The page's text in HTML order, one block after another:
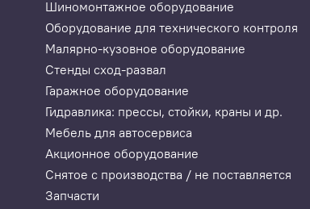
Шиномонтажное оборудование
Оборудование для технического контроля
Малярно-кузовное оборудование
Стенды сход-развал
Гаражное оборудование
Гидравлика: прессы, стойки, краны и др.
Мебель для автосервиса
Акционное оборудование
Снятое с производства / не поставляется
Запчасти